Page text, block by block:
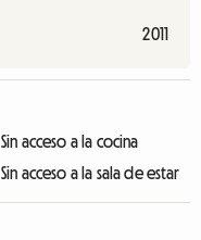
2011
Sin acceso a la cocina
Sin acceso a la sala de estar